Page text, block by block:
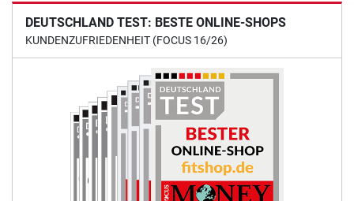
DEUTSCHLAND TEST: BESTE ONLINE-SHOPS
KUNDENZUFRIEDENHEIT (FOCUS 16/26)